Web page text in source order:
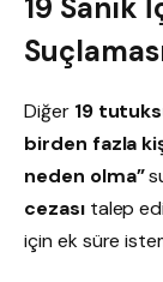
19 Sanık
Diğer 19
birden fazla
neden olma”
cezasıtalep
için ek süre